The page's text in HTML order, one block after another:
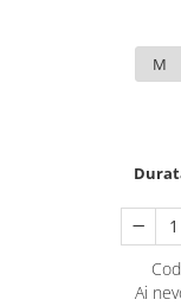
Genti & Bagaje
Geanta rezervor
Ai